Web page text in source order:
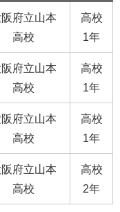
阪府立山本
高校
高校
1年
阪府立山本
高校
高校
1年
阪府立山本
高校
高校
1年
阪府立山本
高校
高校
2年